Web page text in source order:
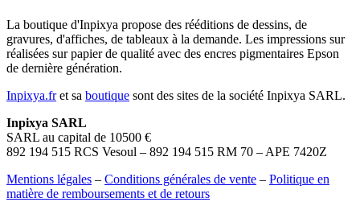
La boutique d'Inpixya propose des rééditions de dessins, de
gravures, d'affiches, de tableaux à la demande. Les impressions sur
réalisées sur papier de qualité avec des encres pigmentaires Epson
de dernière génération.
Inpixya.fret sa boutique sont des sites de la société Inpixya SARL.
Inpixya SARL
SARL au capital de 10500 €
892 194 515 RCS Vesoul – 892 194 515 RM 70 – APE 7420Z
Mentions légales – Conditions générales de vente – Politique en
matière de remboursements et de retours